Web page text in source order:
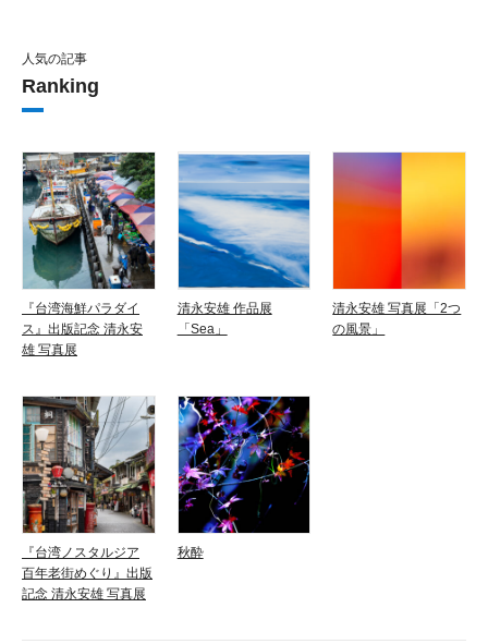
人気の記事
Ranking
『台湾海鮮パラダイ
ス』出版記念 清永安
雄 写真展
清永安雄 作品展
「Sea」
清永安雄 写真展「2つ
の風景」
『台湾ノスタルジア
百年老街めぐり』出版
記念 清永安雄 写真展
秋酔